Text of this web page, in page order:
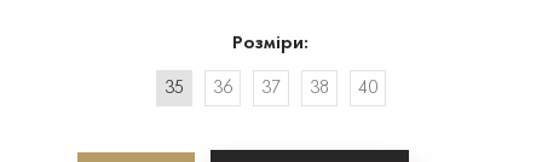
Розміри:
35 36 37 38 40